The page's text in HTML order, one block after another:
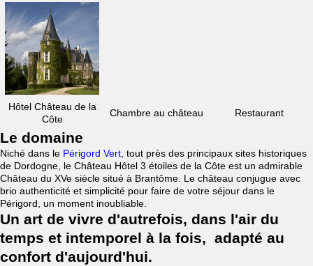
Hôtel Château de la
Côte
Chambre au château Restaurant
Le domaine
Niché dans le Périgord Vert , tout près des principaux sites historiques
de Dordogne, le Château Hôtel 3 étoiles de la Côte est un admirable
Château du XVe siècle situé à Brantôme. Le château conjugue avec
brio authenticité et simplicité pour faire de votre séjour dans le
Périgord, un moment inoubliable.
Un art de vivre d'autrefois, dans l'air du
temps et intemporel à la fois, adapté au
confort d'aujourd'hui.